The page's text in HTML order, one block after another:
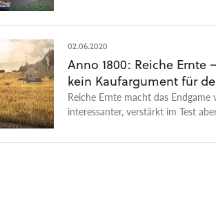
02.06.2020
Anno 1800: Reiche Ernte
kein Kaufargument für
Reiche Ernte macht das
interessanter, verstärkt im Test